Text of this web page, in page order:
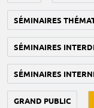
SÉMINAIRES
SÉMINAIRES
SÉMINAIRES
GRAND PUBLIC